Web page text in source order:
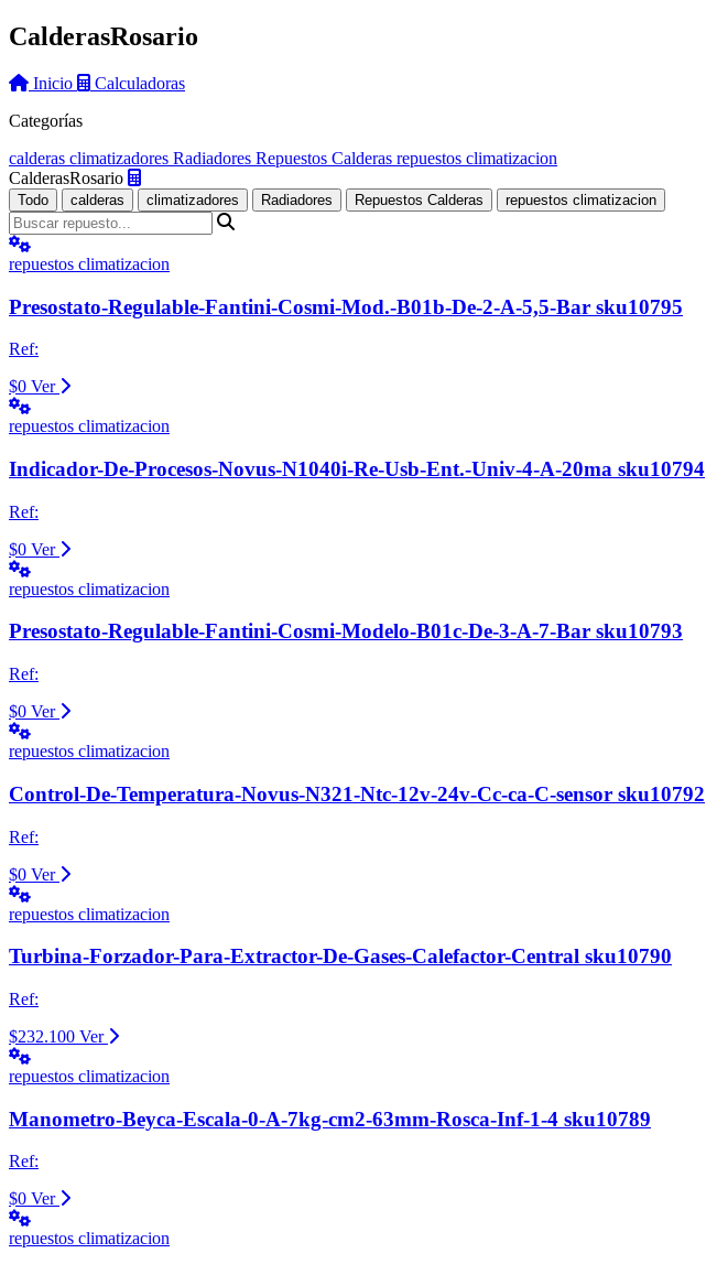
CalderasRosario
Inicio
Calculadoras
Categorías
calderas climatizadores Radiadores Repuestos Calderas repuestos climatizacion
CalderasRosario
Todo calderas climatizadores Radiadores Repuestos Calderas repuestos climatizacion
repuestos climatizacion
Presostato-Regulable-Fantini-Cosmi-Mod.-B01b-De-2-A-5,5-Bar sku10795
Ref:
$0 Ver
repuestos climatizacion
Indicador-De-Procesos-Novus-N1040i-Re-Usb-Ent.-Univ-4-A-20ma sku10794
Ref:
$0 Ver
repuestos climatizacion
Presostato-Regulable-Fantini-Cosmi-Modelo-B01c-De-3-A-7-Bar sku10793
Ref:
$0 Ver
repuestos climatizacion
Control-De-Temperatura-Novus-N321-Ntc-12v-24v-Cc-ca-C-sensor sku10792
Ref:
$0 Ver
repuestos climatizacion
Turbina-Forzador-Para-Extractor-De-Gases-Calefactor-Central sku10790
Ref:
$232.100 Ver
repuestos climatizacion
Manometro-Beyca-Escala-0-A-7kg-cm2-63mm-Rosca-Inf-1-4 sku10789
Ref:
$0 Ver
repuestos climatizacion